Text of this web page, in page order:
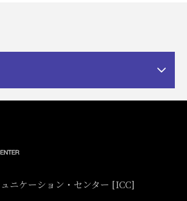
ニケーション・センター [ICC]